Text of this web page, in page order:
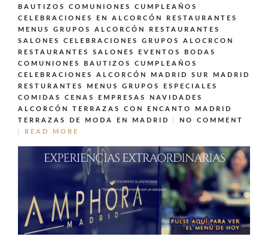
BAUTIZOS COMUNIONES CUMPLEAÑOS
CELEBRACIONES EN ALCORCÓN
RESTAURANTES
MENUS GRUPOS ALCORCÓN
RESTAURANTES
SALONES CELEBRACIONES GRUPOS ALOCRCON
RESTAURANTES SALONES EVENTOS BODAS
COMUNIONES BAUTIZOS CUMPLEAÑOS
CELEBRACIONES ALCORCÓN MADRID SUR MADRID
RESTURANTES MENUS GRUPOS ESPECIALES
COMIDAS CENAS EMPRESAS NAVIDADES
ALCORCÓN
TERRAZAS CON ENCANTO MADRID
TERRAZAS DE MODA EN MADRID
NO COMMENT
READ MORE